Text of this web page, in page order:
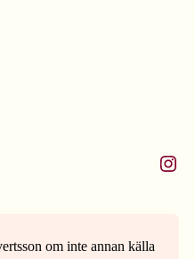
Instagram
om inte annan källa